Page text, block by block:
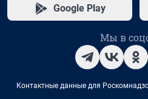
Google Play
Мы в
Контактные данные для